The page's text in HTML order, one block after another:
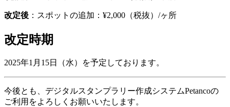
改定後 ：スポットの追加：¥2,000（税抜）/ヶ所
改定時期
2025年1月15日（水）を予定しております。
今後とも、デジタルスタンプラリー作成システムPetancoの
ご利用をよろしくお願いいたします。